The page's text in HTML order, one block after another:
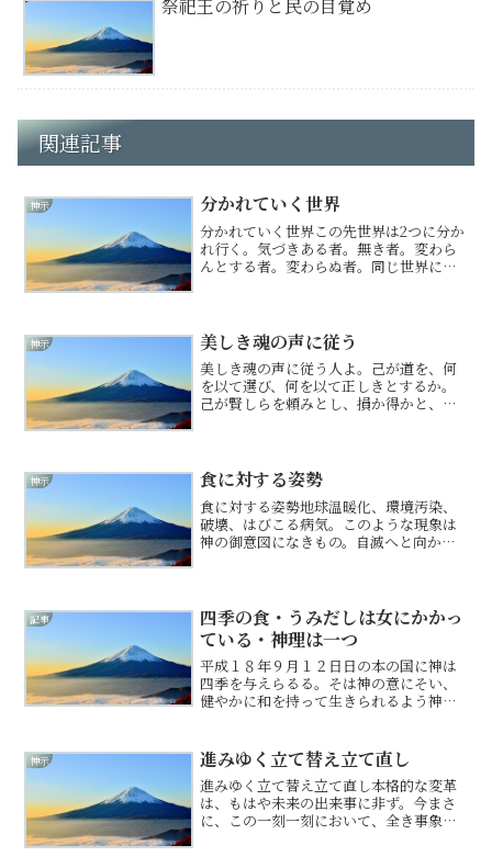
祭祀王の祈りと民の目覚め
関連記事
神示 分かれていく世界
分かれていく世界この先世界は2つに分か
れ行く。気づきある者。無き者。変わら
んとする者。変わらぬ者。同じ世界に存
全に分かれ、交わる事...
神示 美しき魂の声に従う
美しき魂の声に従う人よ。己が道を、何
を以て選び、何を以て正しきとするか。
己が賢しらを頼みとし、損か得かと、頭
が導き出す答えは、恐れと...
神示 食に対する姿勢
食に対する姿勢地球温暖化、環境汚染、
破壊、はびこる病気。このような現象は
神の御意図になきもの。自滅へと向かう
り。日本の国はそを我の事に...
記事
四季の食・うみだしは女にかかっ
ている・神理は一つ
平成１８年９月１２日日の本の国に神は
四季を与えらるる。そは神の意にそい、
健やかに和を持って生きられるよう神は
花。秋に咲く草花。冬に咲く草花。それ
ぞれに役割りありて、その時...
神示 進みゆく立て替え立て直し
進みゆく立て替え立て直し本格的な変革
は、もはや未来の出来事に非ず。今まさ
に、この一刻一刻において、全き事象と